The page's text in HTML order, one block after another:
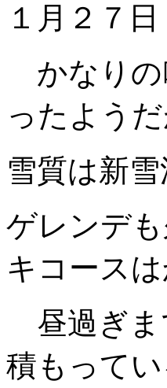
１月２７日
かなりの
ったようだ
雪質は新
ゲレンデ
キコース
昼過ぎま
積もって